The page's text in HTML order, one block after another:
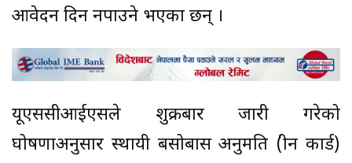
आवेदन दिन नपाउने भएका छन् ।
यूएससीआईएसले शुक्रबार जारी गरेको
घोषणाअनुसार स्थायी बसोबास अनुमति (ग्रीन कार्ड)